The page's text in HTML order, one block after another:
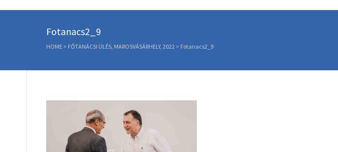
Fotanacs2_9
HOME > FŐTANÁCSI ÜLÉS, MAROSVÁSÁRHELY, 2022 > Fotanacs2_9